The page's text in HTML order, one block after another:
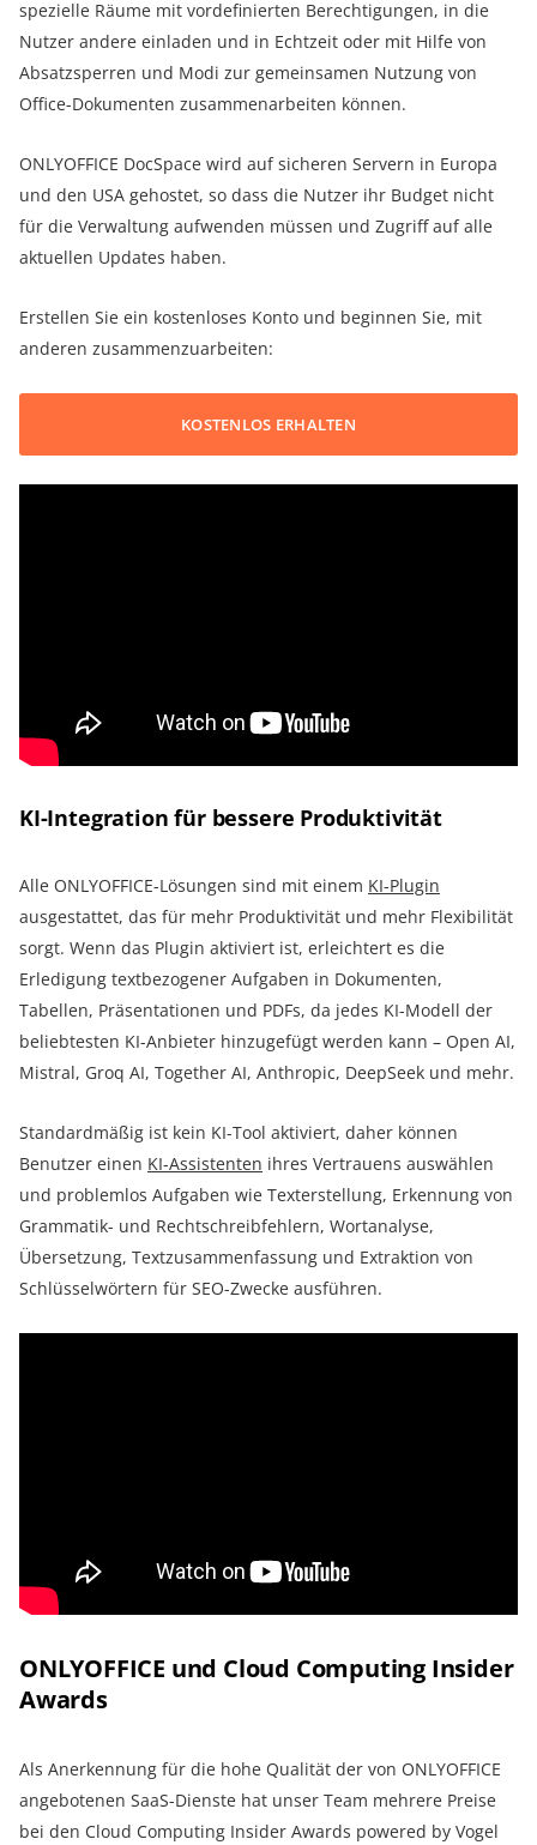
spezielle Räume mit vordefinierten Berechtigungen, in die
Nutzer andere einladen und in Echtzeit oder mit Hilfe von
Absatzsperren und Modi zur gemeinsamen Nutzung von
Office-Dokumenten zusammenarbeiten können.
ONLYOFFICE DocSpace wird auf sicheren Servern in Europa
und den USA gehostet, so dass die Nutzer ihr Budget nicht
für die Verwaltung aufwenden müssen und Zugriff auf alle
aktuellen Updates haben.
Erstellen Sie ein kostenloses Konto und beginnen Sie, mit
anderen zusammenzuarbeiten:
KOSTENLOS ERHALTEN
KI-Integration für bessere Produktivität
Alle ONLYOFFICE-Lösungen sind mit einem KI-Plugin
ausgestattet, das für mehr Produktivität und mehr Flexibilität
sorgt. Wenn das Plugin aktiviert ist, erleichtert es die
Erledigung textbezogener Aufgaben in Dokumenten,
Tabellen, Präsentationen und PDFs, da jedes KI-Modell der
beliebtesten KI-Anbieter hinzugefügt werden kann – Open AI,
Mistral, Groq AI, Together AI, Anthropic, DeepSeek und mehr.
Standardmäßig ist kein KI-Tool aktiviert, daher können
Benutzer einen KI-Assistenten ihres Vertrauens auswählen
und problemlos Aufgaben wie Texterstellung, Erkennung von
Grammatik- und Rechtschreibfehlern, Wortanalyse,
Übersetzung, Textzusammenfassung und Extraktion von
Schlüsselwörtern für SEO-Zwecke ausführen.
ONLYOFFICE und Cloud Computing Insider
Awards
Als Anerkennung für die hohe Qualität der von ONLYOFFICE
angebotenen SaaS-Dienste hat unser Team mehrere Preise
bei den Cloud Computing Insider Awards powered by Vogel